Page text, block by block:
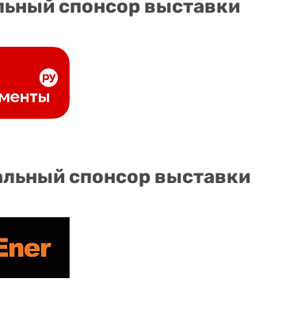
спонсор выставки
спонсор выставки